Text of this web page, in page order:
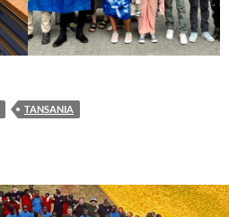
TANSANIA